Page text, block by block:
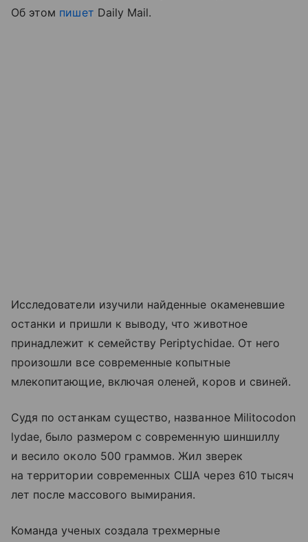
Об этом пишет Daily Mail.
Исследователи изучили найденные окаменевшие
останки и пришли к выводу, что животное
принадлежит к семейству Periptychidae. От него
произошли все современные копытные
млекопитающие, включая оленей, коров и свиней.
Судя по останкам существо, названное Militocodon
lydae, было размером с современную шиншиллу
и весило около 500 граммов. Жил зверек
на территории современных США через 610 тысяч
лет после массового вымирания.
Команда ученых создала трехмерные